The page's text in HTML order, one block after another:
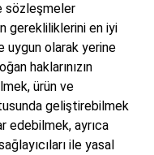
sözleşmeler
gerekliliklerini en iyi
uygun olarak yerine
haklarınızın
ürün ve
geliştirebilmek
edebilmek, ayrıca
ile yasal